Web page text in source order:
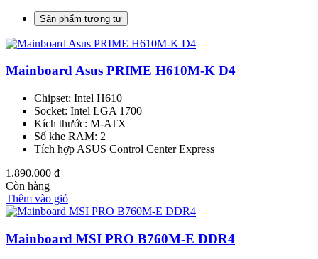
Sản phẩm tương tự
Mainboard Asus PRIME H610M-K D4
Chipset: Intel H610
Socket: Intel LGA 1700
Kích thước: M-ATX
Số khe RAM: 2
Tích hợp ASUS Control Center Express
1.890.000 ₫
Còn hàng
Thêm vào giỏ
Mainboard MSI PRO B760M-E DDR4